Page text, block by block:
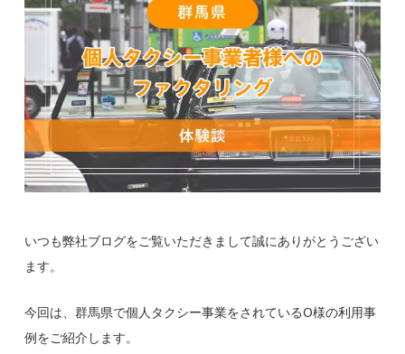
いつも弊社ブログをご覧いただきまして誠にありがとうござい
ます。
今回は、群馬県で個人タクシー事業をされているO様の利用事
例をご紹介します。